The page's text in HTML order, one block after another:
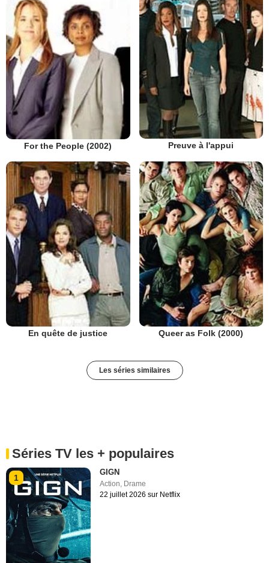
For the People (2002) Preuve à l'appui
En quête de justice Queer as Folk (2000)
Les séries similaires
Séries TV les + populaires
1
GIGN
Action, Drame
22 juillet 2026 sur Netflix